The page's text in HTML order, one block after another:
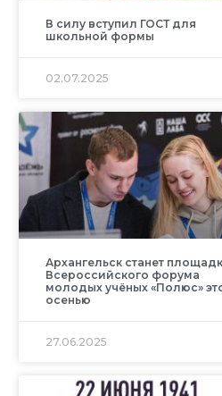
В силу вступил ГОСТ для
школьной формы
02.07.2025
Архангельск станет
Всероссийского форума
молодых учёных «Полюс»
осенью
27.06.2025